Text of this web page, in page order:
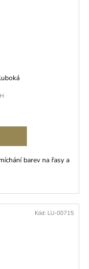
barev na řasy a
Kód: LU-00715